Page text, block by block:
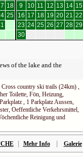
18
25
9
10 11 12 13 14 15
16 17 18 19 20 21 22
23 24 25 26 27 28 29
30
of the lake and the
country ski trails (24km) ,
Toilette, Fön, Heizung,
, 1 Parkplatz Aussen,
Oeffentliche Verkehrsmittel,
Reinigung und
| Mehr Info| Galerie